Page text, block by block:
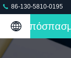
86-130-5810-0195